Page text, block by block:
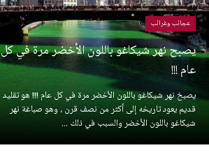
عجائب وغرائب
يصبح نهر شيكاغو باللون الأخضر مرة في كل
عام !!!
يصبخ نهر شيكاغو باللون الأخضر مرة في كل عام !!! هو تقليد
قديم يعود تاريخه إلى أكثر من نصف قرن ، وهو صباغة نهر
شيكاغو باللون الأخضر والسبب في ذلك ...